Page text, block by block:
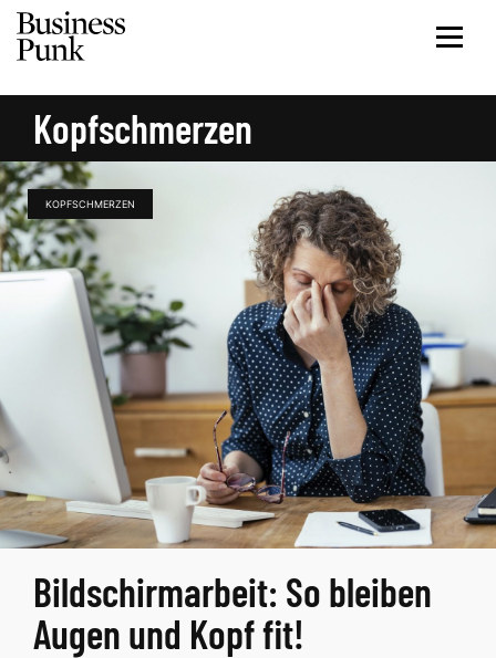
Kopfschmerzen
KOPFSCHMERZEN
Bildschirmarbeit: So bleiben
Augen und Kopf fit!